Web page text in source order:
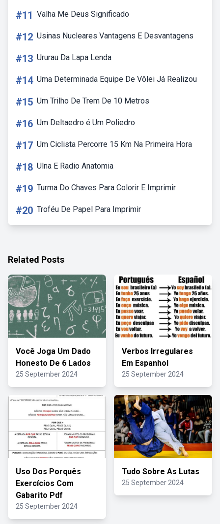
#11 Valha Me Deus Significado
#12 Usinas Nucleares Vantagens E Desvantagens
#13 Ururau Da Lapa Lenda
#14 Uma Determinada Equipe De Vôlei Já Realizou
#15 Um Trilho De Trem De 10 Metros
#16 Um Deltaedro é Um Poliedro
#17 Um Ciclista Percorre 15 Km Na Primeira Hora
#18 Ulna E Radio Anatomia
#19 Turma Do Chaves Para Colorir E Imprimir
#20 Troféu De Papel Para Imprimir
Related Posts
Você Joga Um Dado
Honesto De 6 Lados
25 September 2024
Verbos Irregulares
Em Espanhol
25 September 2024
Uso Dos Porquês
Exercícios Com
Gabarito Pdf
25 September 2024
Tudo Sobre As Lutas
25 September 2024